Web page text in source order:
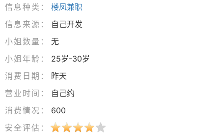
信息种类：
楼凤兼职
信息来源：
自己开发
小姐数量：
无
小姐年龄：
25岁-30岁
消费日期：
昨天
营业时间：
自己约
消费情况：
600
安全评估：